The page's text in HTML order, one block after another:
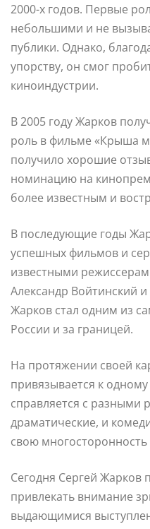
2000-х годов. Первые
небольшими и не
публики. Однако,
упорству, он смог
киноиндустрии.
В 2005 году Жарков
роль в фильме «Крыша
получило хорошие
номинацию на
более известным и
В последующие годы
успешных фильмов и
известными
Александр Войтинский
Жарков стал одним из
России и за границей.
На протяжении своей
привязывается к
справляется с разными
драматические, и
свою многосторонность
Сегодня Сергей Жарков
привлекать внимание
выдающимися